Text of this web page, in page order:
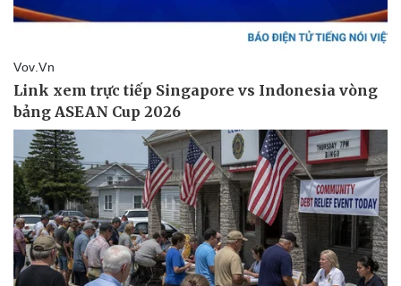
Kinh tế
Giá vàng
Chứng khoán